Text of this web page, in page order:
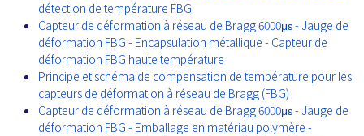
détection de température FBG
Capteur de déformation à réseau de Bragg 6000με - Jauge de
déformation FBG - Encapsulation métallique - Capteur de
déformation FBG haute température
Principe et schéma de compensation de température pour les
capteurs de déformation à réseau de Bragg (FBG)
Capteur de déformation à réseau de Bragg 6000με - Jauge de
déformation FBG - Emballage en matériau polymère -